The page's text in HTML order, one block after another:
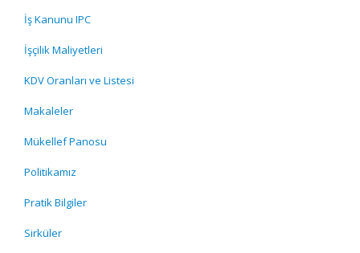
İş Kanunu IPC
İşçilik Maliyetleri
KDV Oranları ve Listesi
Makaleler
Mükellef Panosu
Politikamız
Pratik Bilgiler
Sirküler